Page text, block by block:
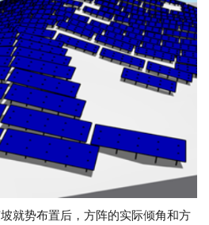
就势布置后，方阵的实际倾角和方